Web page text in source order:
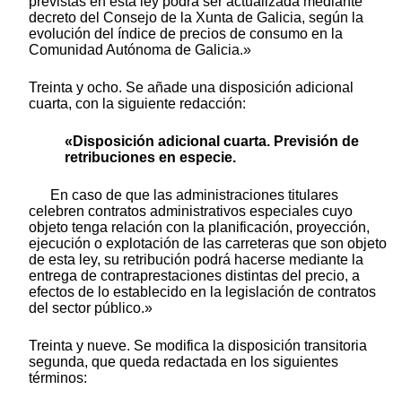
decreto del Consejo de la Xunta de Galicia, según la
evolución del índice de precios de consumo en la
Comunidad Autónoma de Galicia.»
Treinta y ocho. Se añade una disposición adicional
cuarta, con la siguiente redacción:
«Disposición adicional cuarta. Previsión de
retribuciones en especie.
En caso de que las administraciones titulares
celebren contratos administrativos especiales cuyo
objeto tenga relación con la planificación, proyección,
ejecución o explotación de las carreteras que son objeto
de esta ley, su retribución podrá hacerse mediante la
entrega de contraprestaciones distintas del precio, a
efectos de lo establecido en la legislación de contratos
del sector público.»
Treinta y nueve. Se modifica la disposición transitoria
segunda, que queda redactada en los siguientes
términos: